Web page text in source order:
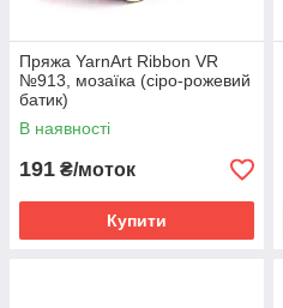
Пряжа YarnArt Ribbon VR
№913, мозаїка (сіро-рожевий
батик)
В наявності
191 ₴/моток
Купити